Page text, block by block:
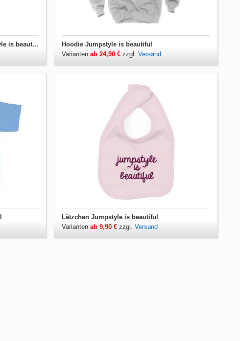
Herren T-Shirt V-Ausschnitt Jumpstyle is beautiful
Hoodie Jumpstyle is beautiful
Variantenab 24,90 € zzgl.Versand
Lätzchen Jumpstyle is beautiful
Variantenab 9,90 € zzgl.Versand